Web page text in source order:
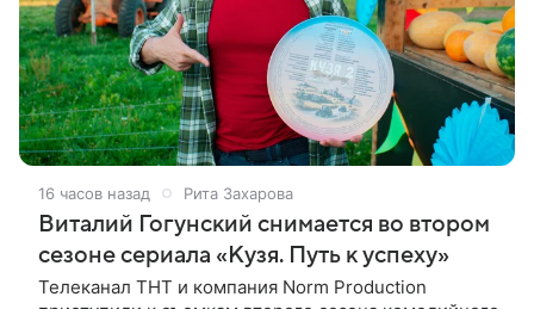
16 часов назад Рита Захарова
Виталий Гогунский снимается во втором
сезоне сериала «Кузя. Путь к успеху»
Телеканал ТНТ и компания Norm Production